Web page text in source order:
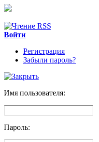
Войти
Регистрация
Забыли пароль?
Имя пользователя:
Пароль: